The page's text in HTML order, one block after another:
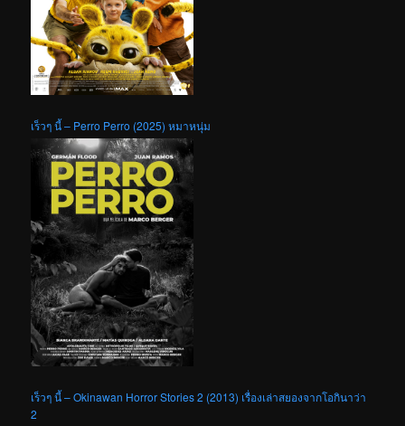
เร็วๆ นี้ – Perro Perro (2025) หมาหนุ่ม
เร็วๆ นี้ – Okinawan Horror Stories 2 (2013) เรื่องเล่าสยองจากโอกินาว่า
2